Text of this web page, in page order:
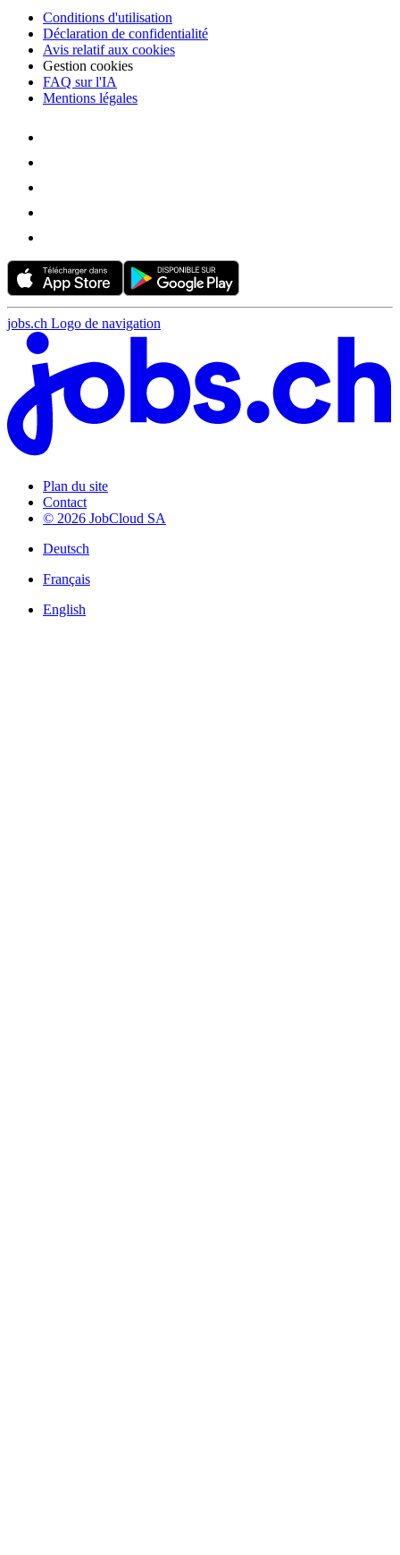
Conditions d'utilisation
Déclaration de confidentialité
Avis relatif aux cookies
Gestion cookies
FAQ sur l'IA
Mentions légales
jobs.ch Logo de navigation
Plan du site
Contact
© 2026 JobCloud SA
Deutsch
Français
English